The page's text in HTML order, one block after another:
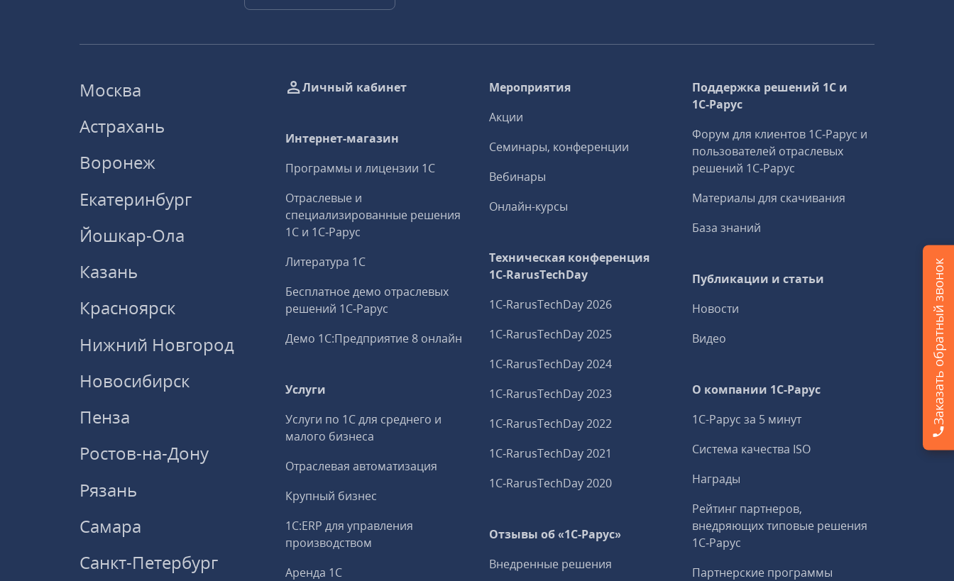
Москва
Астрахань
Воронеж
Екатеринбург
Йошкар-Ола
Казань
Красноярск
Нижний Новгород
Новосибирск
Пенза
Ростов-на-Дону
Рязань
Самара
Санкт-Петербург
Личный кабинет
Интернет-магазин
Программы и лицензии 1С
Отраслевые и
специализированные решения
1С и 1С‑Рарус
Литература 1С
Бесплатное демо отраслевых
решений 1С‑Рарус
Демо 1С:Предприятие 8 онлайн
Услуги
Услуги по 1С для среднего и
малого бизнеса
Отраслевая автоматизация
Крупный бизнес
1С:ERP для управления
производством
Аренда 1С
Мероприятия
Акции
Семинары, конференции
Вебинары
Онлайн-курсы
Техническая конференция
1C‑RarusTechDay
1C‑RarusTechDay 2026
1C‑RarusTechDay 2025
1C‑RarusTechDay 2024
1C‑RarusTechDay 2023
1C‑RarusTechDay 2022
1C‑RarusTechDay 2021
1C‑RarusTechDay 2020
Отзывы об «1С-Рарус»
Внедренные решения
Поддержка решений 1С и
1С‑Рарус
Форум для клиентов 1С‑Рарус и
пользователей отраслевых
решений 1С‑Рарус
Материалы для скачивания
База знаний
Публикации и статьи
Новости
Видео
О компании 1C-Рарус
1С-Рарус за 5 минут
Система качества ISO
Награды
Рейтинг партнеров,
внедряющих типовые решения
1С‑Рарус
Партнерские программы
Заказать обратный звонок